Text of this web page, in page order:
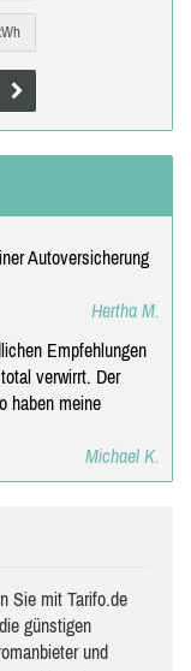
Autoversicherung
Hertha M.
Empfehlungen
verwirrt. Der
haben meine
Michael K.
Sie mit Tarifo.de
die güns­ti­gen
und